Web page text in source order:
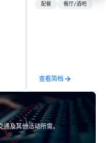
seafood with a
hospitality,
and protecting our
thoughtful sourcing.
explores diverse
the Pacific Rim,
and welcoming
配餐 餐厅/酒吧
查看简档
及其他活动所需。